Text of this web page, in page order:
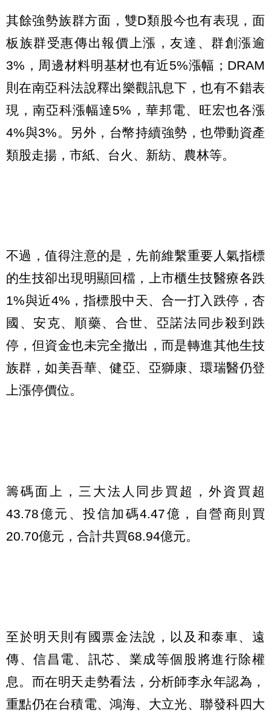
其餘強勢族群方面，雙D類股今也有表現，面
板族群受惠傳出報價上漲，友達、群創漲逾
3%，周邊材料明基材也有近5%漲幅；DRAM
則在南亞科法說釋出樂觀訊息下，也有不錯表
現，南亞科漲幅達5%，華邦電、旺宏也各漲
4%與3%。另外，台幣持續強勢，也帶動資產
類股走揚，市紙、台火、新紡、農林等。
不過，值得注意的是，先前維繫重要人氣指標
的生技卻出現明顯回檔，上市櫃生技醫療各跌
1%與近4%，指標股中天、合一打入跌停，杏
國、安克、順藥、合世、亞諾法同步殺到跌
停，但資金也未完全撤出，而是轉進其他生技
族群，如美吾華、健亞、亞獅康、環瑞醫仍登
上漲停價位。
籌碼面上，三大法人同步買超，外資買超
43.78億元、投信加碼4.47億，自營商則買
20.70億元，合計共買68.94億元。
至於明天則有國票金法說，以及和泰車、遠
傳、信昌電、訊芯、業成等個股將進行除權
息。而在明天走勢看法，分析師李永年認為，
重點仍在台積電、鴻海、大立光、聯發科四大